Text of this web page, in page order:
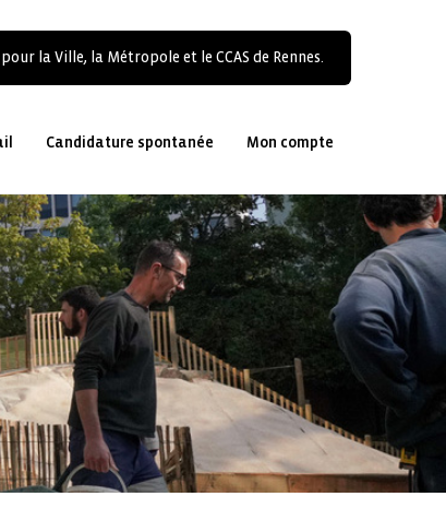
la Ville, la Métropole et le CCAS de Rennes.
Candidature spontanée Mon compte